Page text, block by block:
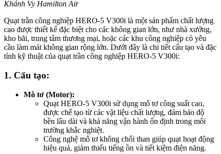
Khánh Vy Hamilton Air
Quạt trần công nghiệp HERO-5 V300i là một sản phẩm chất lượng
cao được thiết kế đặc biệt cho các không gian lớn, như nhà xưởng,
kho bãi, trung tâm thương mại, hoặc các khu công nghiệp có yêu
cầu làm mát không gian rộng lớn. Dưới đây là chi tiết cấu tạo và đặc
tính kỹ thuật của quạt trần công nghiệp HERO-5 V300i:
1. Cấu tạo:
Mô tơ (Motor):
Quạt HERO-5 V300i sử dụng mô tơ công suất cao,
được chế tạo từ các vật liệu chất lượng, đảm bảo độ
bền lâu dài và khả năng vận hành ổn định trong môi
trường khắc nghiệt.
Công nghệ mô tơ không chổi than giúp quạt hoạt động
hiệu quả, giảm thiểu tiếng ồn và tiết kiệm điện năng.